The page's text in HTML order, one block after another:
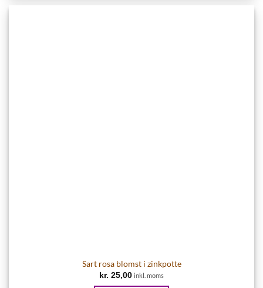
Sart rosa blomst i zinkpotte
kr. 25,00 inkl. moms